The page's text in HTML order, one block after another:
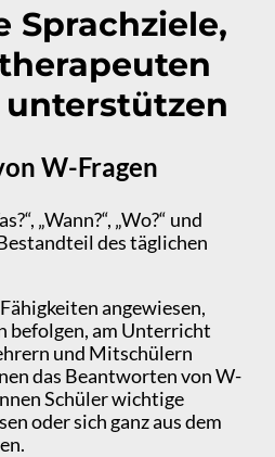
Sprachziele,
W-Fragen
„Wann?“, „Wo?“ und
des täglichen
angewiesen,
befolgen, am Unterricht
und Mitschülern
das Beantworten von W-
Schüler wichtige
oder sich ganz aus dem